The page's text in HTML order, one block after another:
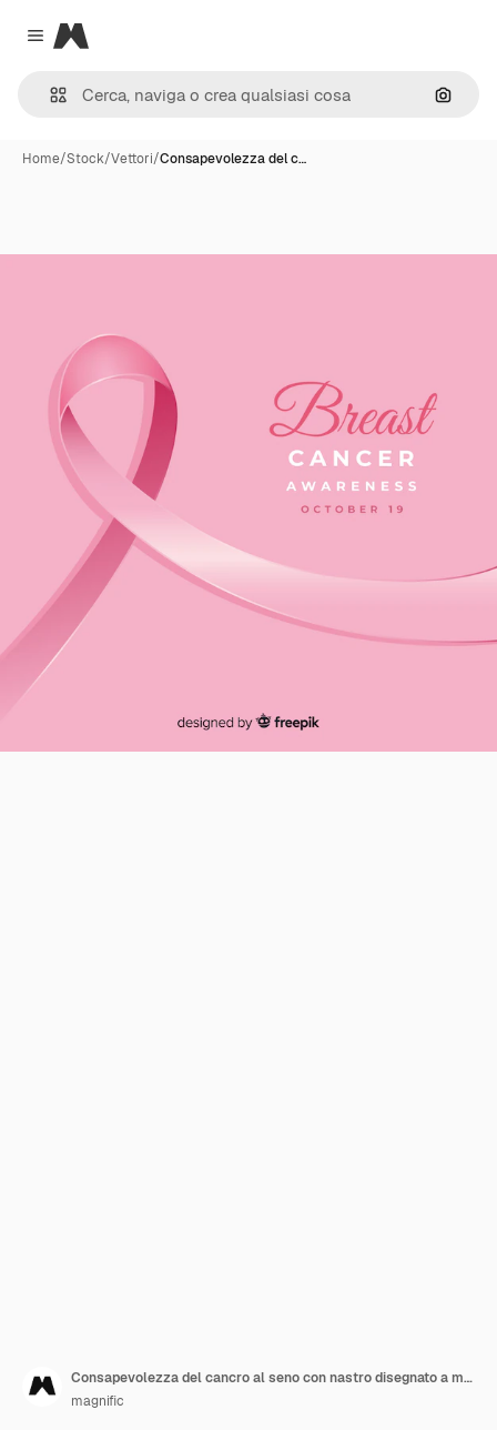
Close menu
Magnific
Cerca
Home/Stock/Vettori/Consapevolezza del c…
Consapevolezza del cancro al seno con nastro disegnato a mano
magnific